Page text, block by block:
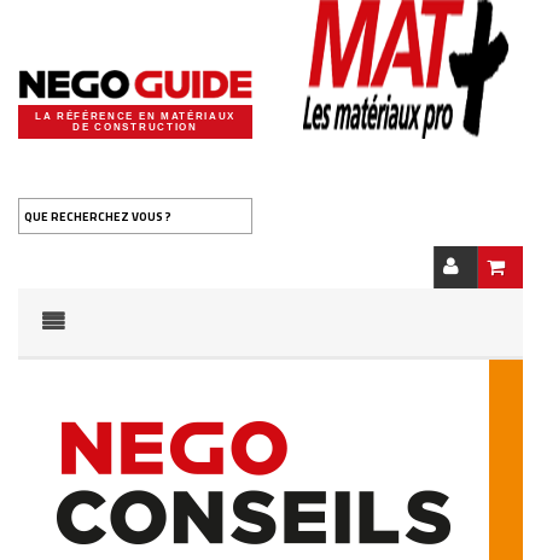
LA RÉFÉRENCE EN MATÉRIAUX
DE CONSTRUCTION
QUE RECHERCHEZ VOUS ?